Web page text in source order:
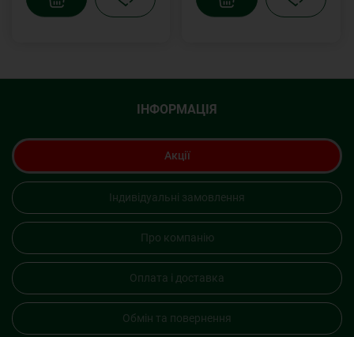
ІНФОРМАЦІЯ
Акції
Індивідуальні замовлення
Про компанію
Оплата і доставка
Обмін та повернення